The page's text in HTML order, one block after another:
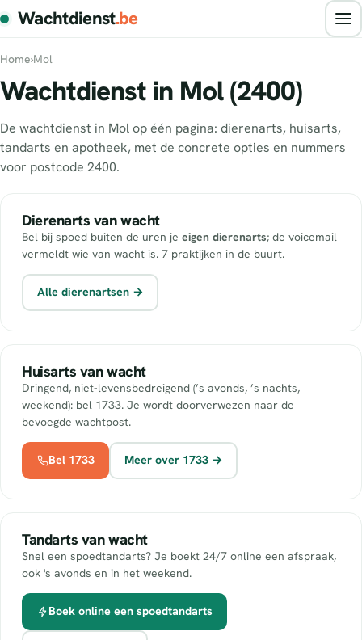
Wachtdienst.be
Home›Mol
Wachtdienst in Mol (2400)
De wachtdienst in Mol op één pagina: dierenarts, huisarts,
tandarts en apotheek, met de concrete opties en nummers
voor postcode 2400.
Dierenarts van wacht
Bel bij spoed buiten de uren je eigen dierenarts; de voicemail
vermeldt wie van wacht is. 7 praktijken in de buurt.
Alle dierenartsen →
Huisarts van wacht
Dringend, niet-levensbedreigend (’s avonds, ’s nachts,
weekend): bel 1733. Je wordt doorverwezen naar de
bevoegde wachtpost.
Bel 1733 Meer over 1733 →
Tandarts van wacht
Snel een spoedtandarts? Je boekt 24/7 online een afspraak,
ook 's avonds en in het weekend.
Boek online een spoedtandarts